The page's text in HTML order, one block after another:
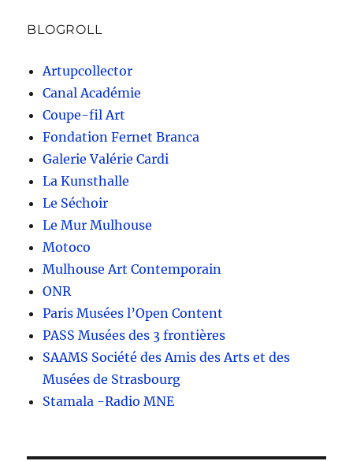
BLOGROLL
Artupcollector
Canal Académie
Coupe-fil Art
Fondation Fernet Branca
Galerie Valérie Cardi
La Kunsthalle
Le Séchoir
Le Mur Mulhouse
Motoco
Mulhouse Art Contemporain
ONR
Paris Musées l’Open Content
PASS Musées des 3 frontières
SAAMS Société des Amis des Arts et des
Musées de Strasbourg
Stamala -Radio MNE